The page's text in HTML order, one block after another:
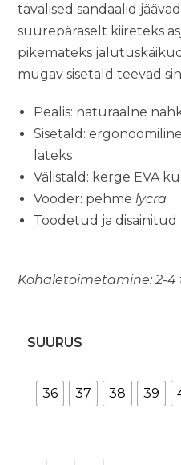
tavalised sandaalid
suurepäraselt kiireteks
pikemateks
mugav sisetald teevad
Pealis: naturaalne
Sisetald:
lateks
Välistald: kerge EVA
Vooder: pehmelycra
Toodetud ja disainitud
Kohaletoimetamine: 2-4
SUURUS
36 37 38 39